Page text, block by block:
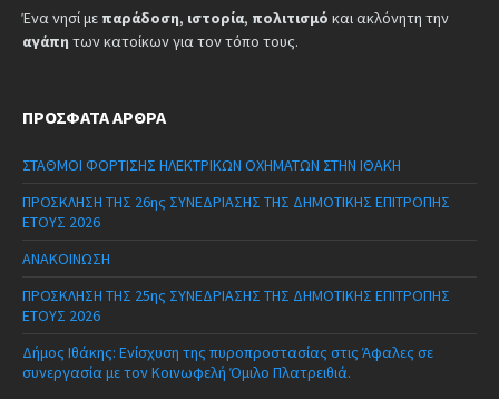
Ένα νησί με παράδοση, ιστορία, πολιτισμό και ακλόνητη την
αγάπη των κατοίκων για τον τόπο τους.
ΠΡΌΣΦΑΤΑ ΆΡΘΡΑ
ΣΤΑΘΜΟΙ ΦΟΡΤΙΣΗΣ ΗΛΕΚΤΡΙΚΩΝ ΟΧΗΜΑΤΩΝ ΣΤΗΝ ΙΘΑΚΗ
ΠΡΟΣΚΛΗΣΗ ΤΗΣ 26ης ΣΥΝΕΔΡΙΑΣΗΣ ΤΗΣ ΔΗΜΟΤΙΚΗΣ ΕΠΙΤΡΟΠΗΣ
ΕΤΟΥΣ 2026
ΑΝΑΚΟΙΝΩΣΗ
ΠΡΟΣΚΛΗΣΗ ΤΗΣ 25ης ΣΥΝΕΔΡΙΑΣΗΣ ΤΗΣ ΔΗΜΟΤΙΚΗΣ ΕΠΙΤΡΟΠΗΣ
ΕΤΟΥΣ 2026
Δήμος Ιθάκης: Ενίσχυση της πυροπροστασίας στις Άφαλες σε
συνεργασία με τον Κοινωφελή Όμιλο Πλατρειθιά.